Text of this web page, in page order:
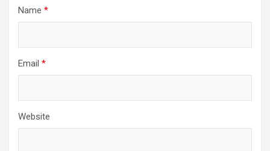
Name *
Email *
Website